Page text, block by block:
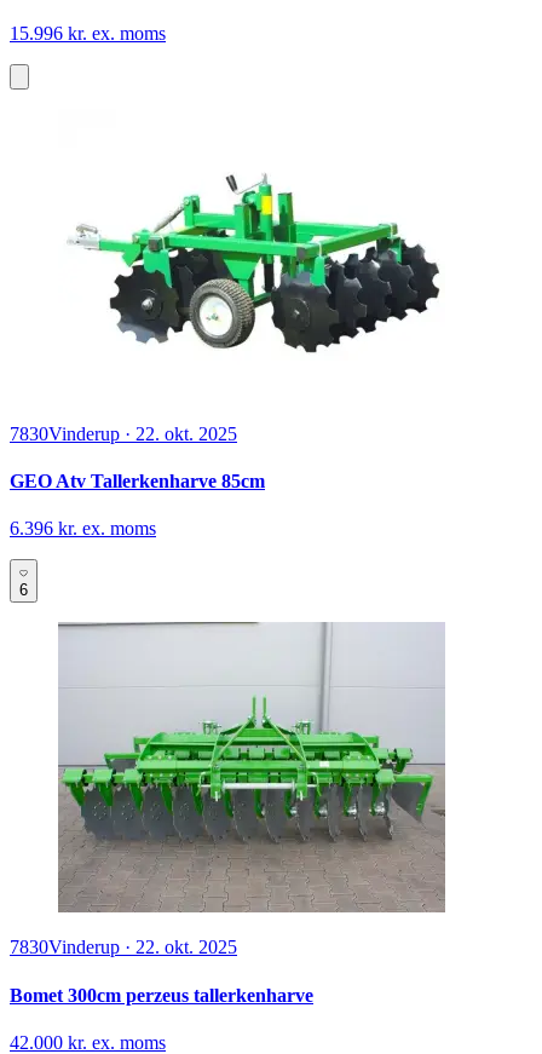
15.996 kr. ex. moms
7830Vinderup · 22. okt. 2025
GEO Atv Tallerkenharve 85cm
6.396 kr. ex. moms
6
7830Vinderup · 22. okt. 2025
Bomet 300cm perzeus tallerkenharve
42.000 kr. ex. moms